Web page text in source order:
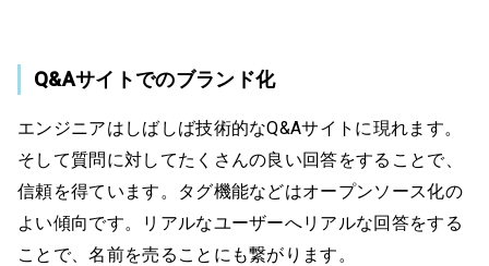
Q&Aサイトでのブランド化
エンジニアはしばしば技術的なQ&Aサイトに現れます。
そして質問に対してたくさんの良い回答をすることで、
信頼を得ています。タグ機能などはオープンソース化の
よい傾向です。リアルなユーザーへリアルな回答をする
ことで、名前を売ることにも繋がります。